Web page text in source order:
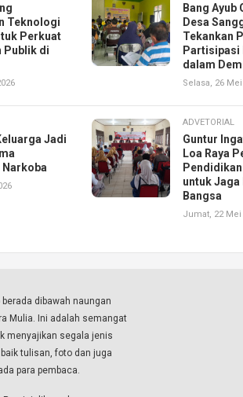
Teknologi
Perkuat
Publik di
Bang Ayub
Desa
Tekankan
Partisipasi
dalam
Selasa, 26
Jadi
Narkoba
ADVETORIAL
Guntur
Loa Raya
untuk Jaga
Bangsa
Jumat, 22 Mei
berada dibawah naungan
Mulia. Ini adalah semangat
menyajikan segala jenis
tulisan, foto dan juga
para pembaca.